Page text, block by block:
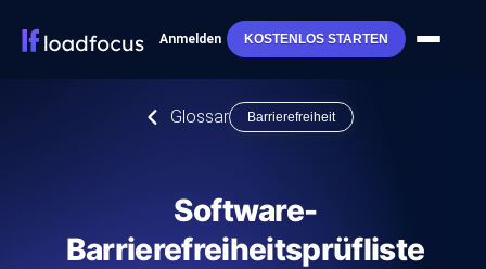
Anmelden KOSTENLOS STARTEN
Glossar Barrierefreiheit
Software-
Barrierefreiheitsprüfliste